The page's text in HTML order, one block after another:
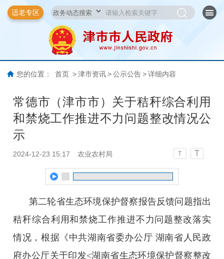
适老专区
您的位置： 首页 > 津市资讯 > 公示公告 > 详细内容
常德市（津市市）关于秸秆综合利用
和禁烧工作推进不力问题整改情况公
示
2024-12-23 15:17 农业农村局 T T
第二轮省生态环境保护督察报告反馈问题指出
秸秆综合利用和禁烧工作推进不力问题整改落实
情况，根据《中共湖南省委办公厅 湖南省人民政
府办公厅关于印发<湖南省生态环境保护督察整改